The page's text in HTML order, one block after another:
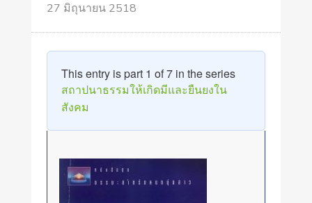
27 มิถุนายน 2518
This entry is part 1 of 7 in the series
สถาปนาธรรมให้เกิดมีและยืนยงใน
สังคม